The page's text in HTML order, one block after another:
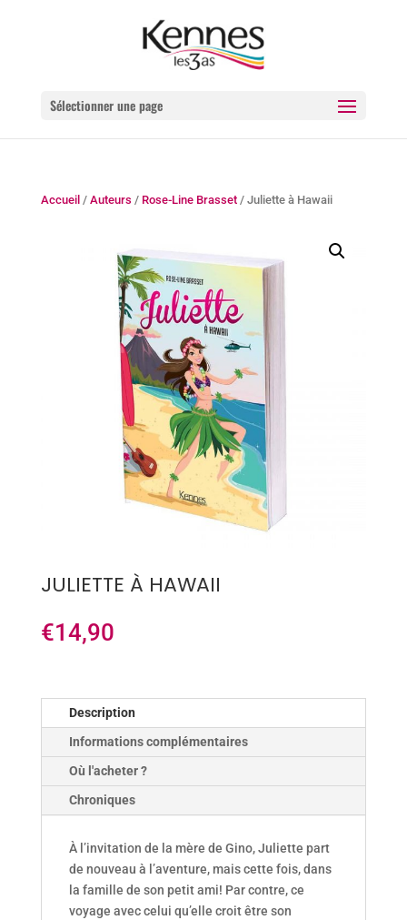
Sélectionner une page
Accueil / Auteurs / Rose-Line Brasset/ Juliette à Hawaii
JULIETTE À HAWAII
€14,90
Description
Informations complémentaires
Où l'acheter ?
Chroniques
À l’invitation de la mère de Gino, Juliette part
de nouveau à l’aventure, mais cette fois, dans
la famille de son petit ami! Par contre, ce
voyage avec celui qu’elle croit être son